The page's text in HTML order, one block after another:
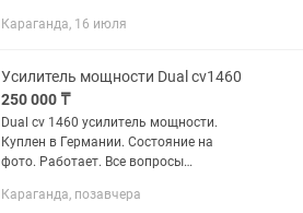
Караганда, 16 июля
Усилитель мощности Dual cv1460
250 000 ₸
Dual cv 1460 усилитель мощности.
Куплен в Германии. Состояние на
фото. Работает. Все вопросы
Караганда, позавчера